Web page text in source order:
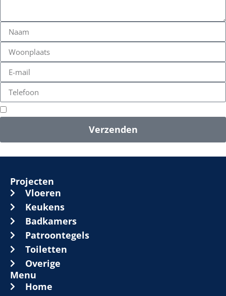
Verzenden
Projecten
Vloeren
Keukens
Badkamers
Patroontegels
Toiletten
Overige
Menu
Home